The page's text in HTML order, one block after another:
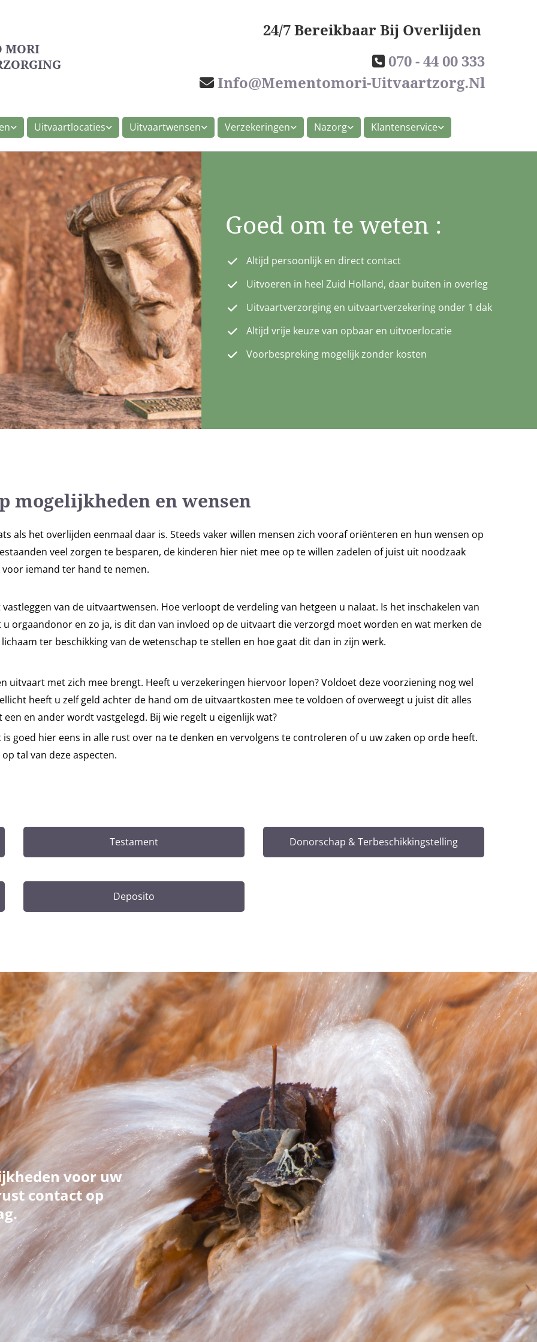
MORI
24/7 Bereikbaar Bij Overlijden
 070 - 44 00 333
 Info@mementomori-Uitvaartzorg.nl
Uitvaartlocaties Uitvaartwensen Verzekeringen Nazorg Klantenservice
Goed om te weten :
Altijd persoonlijk en direct contact
Uitvoeren in heel Zuid Holland, daar buiten in overleg
Uitvaartverzorging en uitvaartverzekering onder 1 dak
Altijd vrije keuze van opbaar en uitvoerlocatie
Voorbespreking mogelijk zonder kosten
mogelijkheden en wensen
als het overlijden eenmaal daar is. Steeds vaker willen mensen zich vooraf oriënteren en hun wensen op
veel zorgen te besparen, de kinderen hier niet mee op te willen zadelen of juist uit noodzaak
iemand ter hand te nemen.
van de uitvaartwensen. Hoe verloopt de verdeling van hetgeen u nalaat. Is het inschakelen van
orgaandonor en zo ja, is dit dan van invloed op de uitvaart die verzorgd moet worden en wat merken de
ter beschikking van de wetenschap te stellen en hoe gaat dit dan in zijn werk.
uitvaart met zich mee brengt. Heeft u verzekeringen hiervoor lopen? Voldoet deze voorziening nog wel
heeft u zelf geld achter de hand om de uitvaartkosten mee te voldoen of overweegt u juist dit alles
en ander wordt vastgelegd. Bij wie regelt u eigenlijk wat?
goed hier eens in alle rust over na te denken en vervolgens te controleren of u uw zaken op orde heeft.
tal van deze aspecten.
Testament Donorschap & Terbeschikkingstelling
Deposito
voor uw
contact op